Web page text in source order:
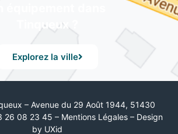
équipement dans
Tinqueux ?
Explorez la ville
– Avenue du 29 Août 1944, 51430
26 08 23 45 – Mentions Légales – Design
by UXid